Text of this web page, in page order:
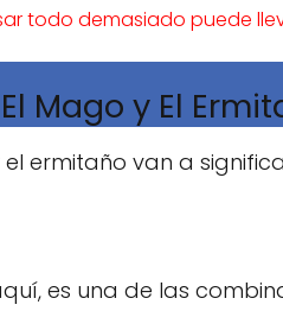
todo demasiado puede
Mago y El
ermitaño van a
es una de las